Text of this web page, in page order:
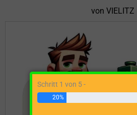
von VIELITZ
Schritt 1 von 5 -
20%